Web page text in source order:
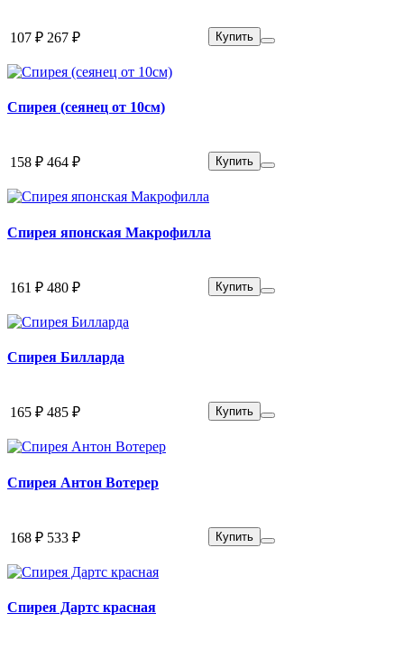
107 ₽ 267 ₽ Купить
Спирея (сеянец от 10см)
158 ₽ 464 ₽ Купить
Спирея японская Макрофилла
161 ₽ 480 ₽ Купить
Спирея Билларда
165 ₽ 485 ₽ Купить
Спирея Антон Вотерер
168 ₽ 533 ₽ Купить
Спирея Дартс красная